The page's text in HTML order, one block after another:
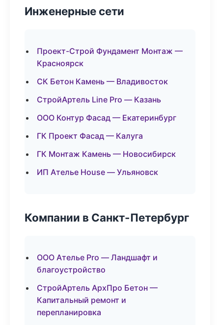
Инженерные сети
Проект-Строй Фундамент Монтаж —
Красноярск
СК Бетон Камень — Владивосток
СтройАртель Line Pro — Казань
ООО Контур Фасад — Екатеринбург
ГК Проект Фасад — Калуга
ГК Монтаж Камень — Новосибирск
ИП Ателье House — Ульяновск
Компании в Санкт-Петербург
ООО Ателье Pro — Ландшафт и
благоустройство
СтройАртель АрхПро Бетон —
Капитальный ремонт и
перепланировка